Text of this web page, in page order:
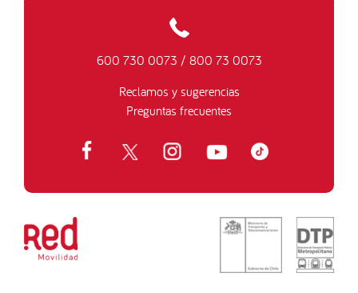
600 730 0073 / 800 73 0073
Reclamos y sugerencias
Preguntas frecuentes